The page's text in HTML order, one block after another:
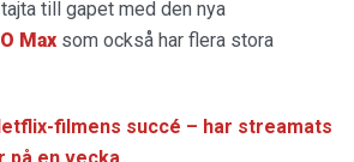
till gapet med den nya
Max som också har flera stora
filmens succé – har streamats